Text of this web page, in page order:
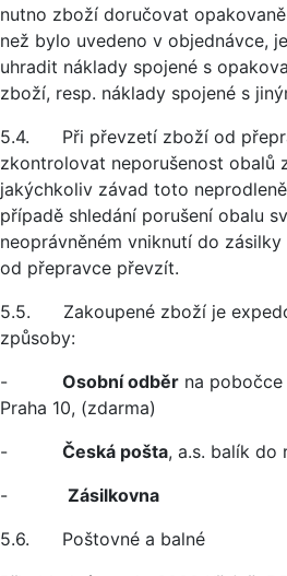
nutno zboží doručovat
než bylo uvedeno v objednávce,
uhradit náklady spojené s
zboží, resp. náklady spojené s
5.4. Při převzetí zboží od
zkontrolovat neporušenost obalů
jakýchkoliv závad toto
případě shledání porušení obalu
neoprávněném vniknutí do
od přepravce převzít.
5.5. Zakoupené zboží je
způsoby:
- Osobní odběr na
Praha 10, (zdarma)
- Česká pošta, a.s. balík do
- Zásilkovna
5.6. Poštovné a balné